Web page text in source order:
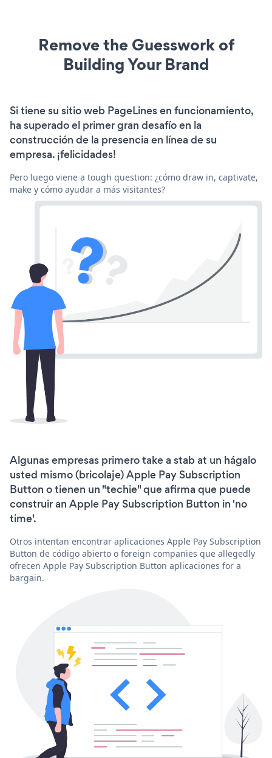
Remove the Guesswork of
Building Your Brand
Si tiene su sitio web PageLines en funcionamiento,
ha superado el primer gran desafío en la
construcción de la presencia en línea de su
empresa. ¡felicidades!
Pero luego viene a tough question: ¿cómo draw in, captivate,
make y cómo ayudar a más visitantes?
Algunas empresas primero take a stab at un hágalo
usted mismo (bricolaje) Apple Pay Subscription
Button o tienen un "techie" que afirma que puede
construir an Apple Pay Subscription Button in 'no
time'.
Otros intentan encontrar aplicaciones Apple Pay Subscription
Button de código abierto o foreign companies que allegedly
ofrecen Apple Pay Subscription Button aplicaciones for a
bargain.